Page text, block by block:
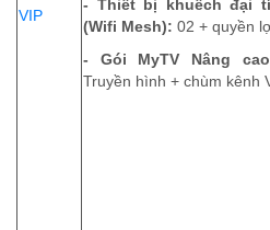
VIP
- Thiết bị khuếch đại
(Wifi Mesh): 02 + quyền
- Gói MyTV Nâng
Truyền hình + chùm kênh